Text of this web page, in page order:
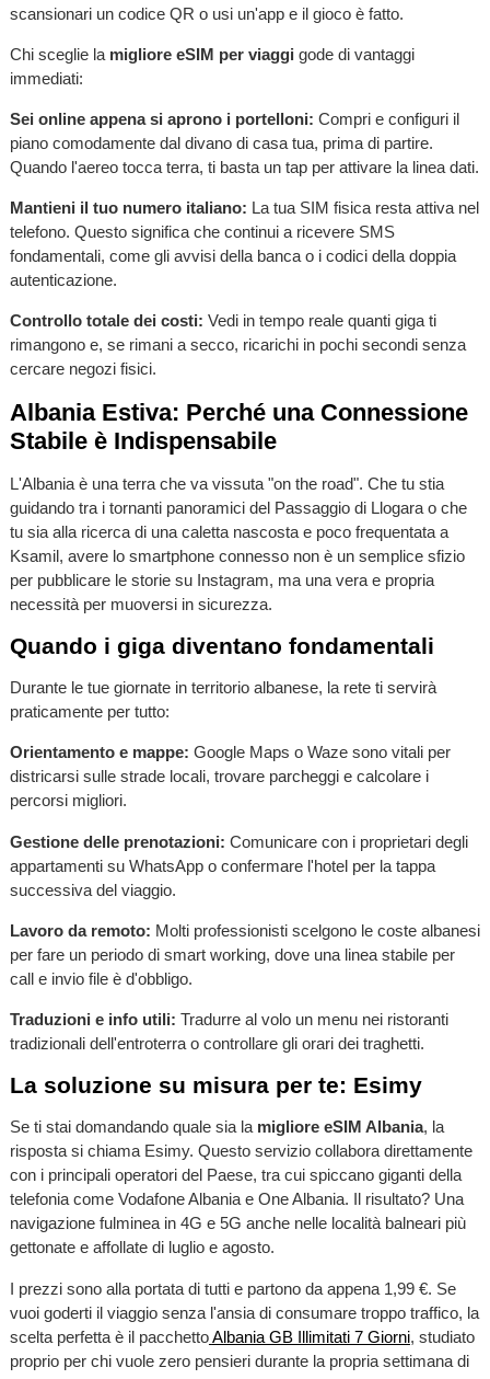
scansionari un codice QR o usi un'app e il gioco è fatto.
Chi sceglie la migliore eSIM per viaggi gode di vantaggi
immediati:
Sei online appena si aprono i portelloni: Compri e configuri il
piano comodamente dal divano di casa tua, prima di partire.
Quando l'aereo tocca terra, ti basta un tap per attivare la linea dati.
Mantieni il tuo numero italiano: La tua SIM fisica resta attiva nel
telefono. Questo significa che continui a ricevere SMS
fondamentali, come gli avvisi della banca o i codici della doppia
autenticazione.
Controllo totale dei costi: Vedi in tempo reale quanti giga ti
rimangono e, se rimani a secco, ricarichi in pochi secondi senza
cercare negozi fisici.
Albania Estiva: Perché una Connessione
Stabile è Indispensabile
L'Albania è una terra che va vissuta "on the road". Che tu stia
guidando tra i tornanti panoramici del Passaggio di Llogara o che
tu sia alla ricerca di una caletta nascosta e poco frequentata a
Ksamil, avere lo smartphone connesso non è un semplice sfizio
per pubblicare le storie su Instagram, ma una vera e propria
necessità per muoversi in sicurezza.
Quando i giga diventano fondamentali
Durante le tue giornate in territorio albanese, la rete ti servirà
praticamente per tutto:
Orientamento e mappe: Google Maps o Waze sono vitali per
districarsi sulle strade locali, trovare parcheggi e calcolare i
percorsi migliori.
Gestione delle prenotazioni: Comunicare con i proprietari degli
appartamenti su WhatsApp o confermare l'hotel per la tappa
successiva del viaggio.
Lavoro da remoto: Molti professionisti scelgono le coste albanesi
per fare un periodo di smart working, dove una linea stabile per
call e invio file è d'obbligo.
Traduzioni e info utili: Tradurre al volo un menu nei ristoranti
tradizionali dell'entroterra o controllare gli orari dei traghetti.
La soluzione su misura per te: Esimy
Se ti stai domandando quale sia la migliore eSIM Albania, la
risposta si chiama Esimy. Questo servizio collabora direttamente
con i principali operatori del Paese, tra cui spiccano giganti della
telefonia come Vodafone Albania e One Albania. Il risultato? Una
navigazione fulminea in 4G e 5G anche nelle località balneari più
gettonate e affollate di luglio e agosto.
I prezzi sono alla portata di tutti e partono da appena 1,99 €. Se
vuoi goderti il viaggio senza l'ansia di consumare troppo traffico, la
scelta perfetta è il pacchettoAlbania GB Illimitati 7 Giorni, studiato
proprio per chi vuole zero pensieri durante la propria settimana di